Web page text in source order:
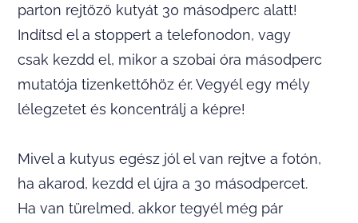
parton rejtőző kutyát 30 másodperc alatt!
Indítsd el a stoppert a telefonodon, vagy
csak kezdd el, mikor a szobai óra másodperc
mutatója tizenkettőhöz ér. Vegyél egy mély
lélegzetet és koncentrálj a képre!
Mivel a kutyus egész jól el van rejtve a fotón,
ha akarod, kezdd el újra a 30 másodpercet.
Ha van türelmed, akkor tegyél még pár